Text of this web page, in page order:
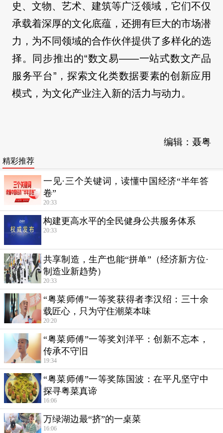
史、文物、艺术、建筑等广泛领域，它们不仅
承载着深厚的文化底蕴，还拥有巨大的市场潜
力，为不同领域的合作伙伴提供了多样化的选
择。同步推出的“数文易——一站式数文产品
服务平台”，探索文化类数据要素的创新应用
模式，为文化产业注入新的活力与动力。
编辑：聂粤
精彩推荐